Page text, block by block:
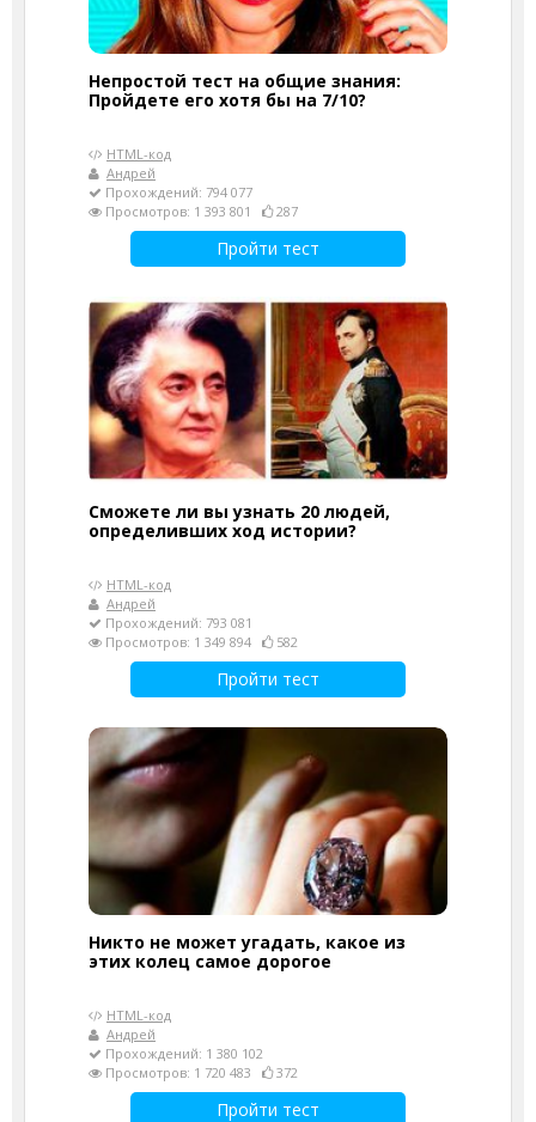
Непростой тест на общие знания:
Пройдете его хотя бы на 7/10?
HTML-код
Андрей
Прохождений: 794 077
Просмотров: 1 393 801
287
Пройти тест
Сможете ли вы узнать 20 людей,
определивших ход истории?
HTML-код
Андрей
Прохождений: 793 081
Просмотров: 1 349 894
582
Пройти тест
Никто не может угадать, какое из
этих колец самое дорогое
HTML-код
Андрей
Прохождений: 1 380 102
Просмотров: 1 720 483
372
Пройти тест